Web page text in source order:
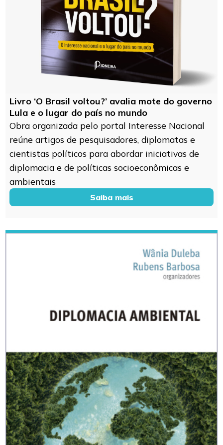
Livro ‘O Brasil voltou?’ avalia mote do governo
Lula e o lugar do país no mundo
Obra organizada pelo portal Interesse Nacional
reúne artigos de pesquisadores, diplomatas e
cientistas políticos para abordar iniciativas de
diplomacia e de políticas socioeconômicas e
ambientais
Saiba mais